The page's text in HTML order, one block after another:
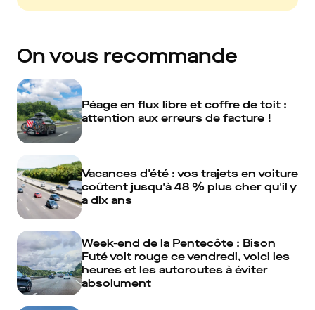
On vous recommande
Péage en flux libre et coffre de toit :
attention aux erreurs de facture !
Vacances d'été : vos trajets en voiture
coûtent jusqu'à 48 % plus cher qu'il y
a dix ans
Week-end de la Pentecôte : Bison
Futé voit rouge ce vendredi, voici les
heures et les autoroutes à éviter
absolument